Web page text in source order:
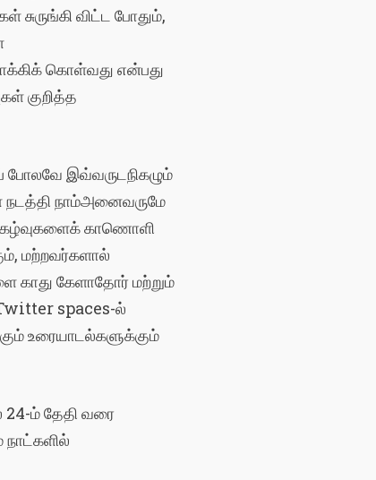
சுருங்கி விட்ட போதும்,
கொள்வது என்பது
குறித்த
போலவே இவ்வருடநிகழும்
நடத்தி நாம்அனைவருமே
காணொளி
,மற்றவர்களால்
காது கேளாதோர்மற்றும்
spaces-ல்
உரையாடல்களுக்கும்
24-ம்தேதி வரை
நாட்களில்